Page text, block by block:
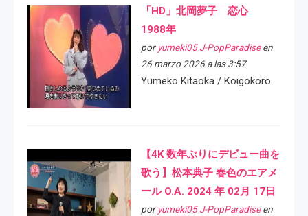
「HD」北岡夢子 恋心
1988年
por yumeki05 J-PopParadiseen
26 marzo 2026 a las 3:57
Yumeko Kitaoka / Koigokoro
【4K 数年ぶりにデビュー曲を
歌う】松本典子 春色のエアメ
ール O.A. 2024 年 02月 17日
por yumeki05 J-PopParadiseen